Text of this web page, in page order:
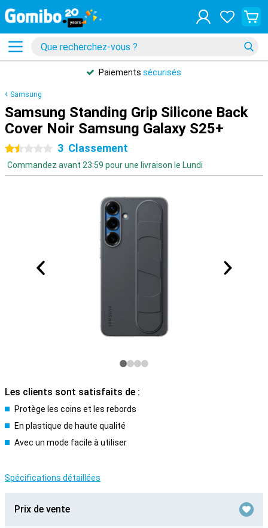
Paiements sécurisés
Samsung
Samsung Standing Grip Silicone Back
Cover Noir Samsung Galaxy S25+
1.5 étoiles
3 Classement
Commandez avant 23:59 pour une livraison le Lundi
Les clients sont satisfaits de :
Protège les coins et les rebords
En plastique de haute qualité
Avec un mode facile à utiliser
Spécifications détaillées
Prix de vente